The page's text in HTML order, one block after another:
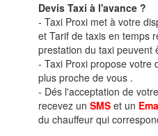
Devis Taxi à l'avance ?
- Taxi Proxi met à votre
et Tarif de taxis en temps
prestation du taxi peuvent
- Taxi Proxi propose votre
plus proche de vous .
- Dés l'acceptation de
recevez un SMS et un
du chauffeur qui